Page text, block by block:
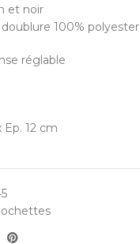
et noir
100% polyester
réglable
Ep. 12 cm